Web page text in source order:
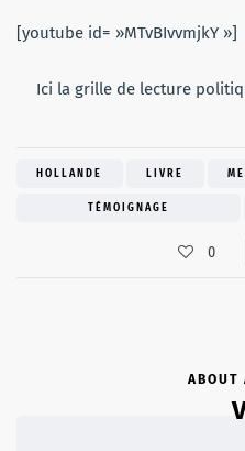
[youtube id= »MTvBIvvmjkY »]
Ici la grille de lecture
HOLLANDE LIVRE
TÉMOIGNAGE
0
ABOUT